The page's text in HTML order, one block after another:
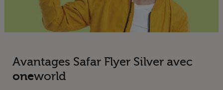
Avantages Safar Flyer Silver avec
oneworld